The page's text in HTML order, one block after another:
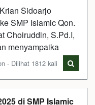
Sidoarjo
SMP Islamic Qon.
Choiruddin, S.Pd.I,
menyampaika
- Dilihat 1812 kali
di SMP Islamic